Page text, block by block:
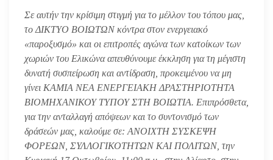
Σε αυτήν την κρίσιμη στιγμή για το μέλλον του τόπου μας,
το ΔΙΚΤΥΟ ΒΟΙΩΤΩΝ κόντρα στον ενεργειακό
«παροξυσμό» και οι επιτροπές αγώνα των κατοίκων των
χωριών του Ελικώνα απευθύνουμε έκκληση για τη μέγιστη
δυνατή συσπείρωση και αντίδραση, προκειμένου να μη
γίνει ΚΑΜΙΑ ΝΕΑ ΕΝΕΡΓΕΙΑΚΗ ΔΡΑΣΤΗΡΙΟΤΗΤΑ
ΒΙΟΜΗΧΑΝΙΚΟΥ ΤΥΠΟΥ ΣΤΗ ΒΟΙΩΤΙΑ. Επιπρόσθετα,
για την ανταλλαγή απόψεων και το συντονισμό των
δράσεών μας, καλούμε σε: ΑΝΟΙΧΤΗ ΣΥΣΚΕΨΗ
ΦΟΡΕΩΝ, ΣΥΛΛΟΓΙΚΟΤΗΤΩΝ ΚΑΙ ΠΟΛΙΤΩΝ, την